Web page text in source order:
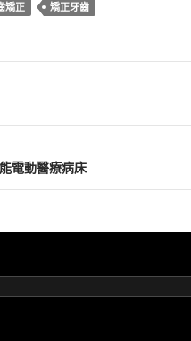
矯正 矯正牙齒
電動醫療病床